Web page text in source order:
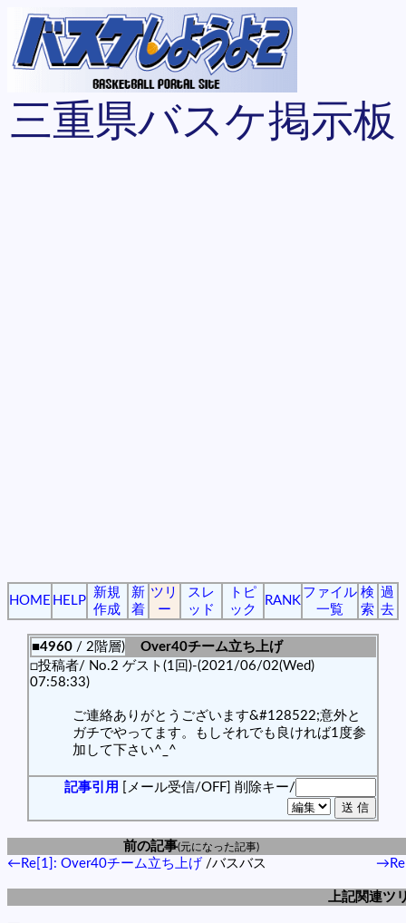
三重県バスケ掲示板
HOME HELP
新規
作成
新
着
ツリ
ー
スレ
ッド
トピ
ック
RANK
ファイル
一覧
検
索
過
去
■4960 / 2階層)
Over40チーム立ち上げ
□投稿者/ No.2 ゲスト(1回)-(2021/06/02(Wed)
07:58:33)
ご連絡ありがとうございます&#128522;意外と
ガチでやってます。もしそれでも良ければ1度参
加して下さい^_^
記事引用 [メール受信/OFF] 削除キー/
前の記事(元になった記事)
←Re[1]: Over40チーム立ち上げ /バスバス
上記関連ツ